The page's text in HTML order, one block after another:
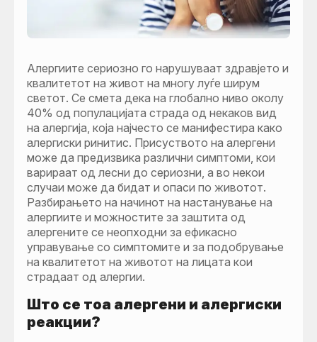
Алергиите сериозно го нарушуваат здравјето и
квалитетот на живот на многу луѓе ширум
светот. Се смета дека на глобално ниво околу
40% oд популацијата страда од некаков вид
на алергија, која најчесто се манифестира како
алергиски ринитис. Присуството на алергени
може да предизвика различни симптоми, кои
варираат од лесни до сериозни, а во некои
случаи може да бидат и опаси по животот.
Разбирањето на начинот на настанување на
алергиите и можностите за заштита од
алергените се неопходни за ефикасно
управување со симптомите и за подобрување
на квалитетот на животот на лицата кои
страдаат од алергии.
Што се тоа алергени и алергиски
реакции?